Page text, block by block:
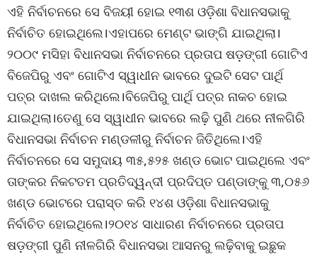
ଏହି ନିର୍ବାଚନରେ ସେ ବିଜୟୀ ହୋଇ ୧୩ଶ ଓଡ଼ିଶା ବିଧାନସଭାକୁ
ନିର୍ବାଚିତ ହୋଇଥିଲେ।ଏହାପରେ ମେଣ୍ଟ ଭାଙ୍ଗି ଯାଇଥିଲା।
୨୦୦୯ ମସିହା ବିଧାନସଭା ନିର୍ବାଚନରେ ପ୍ରତାପ ଷଡ଼ଙ୍ଗୀ ଗୋଟିଏ
ବିଜେପିରୁ ଏବଂ ଗୋଟିଏ ସ୍ୱାଧୀନ ଭାବରେ ଦୁଇଟି ସେଟ ପାର୍ଥି
ପତ୍ର ଦାଖଲ କରିଥିଲେ।ବିଜେପିରୁ ପାର୍ଥି ପତ୍ର ନାକଚ ହୋଇ
ଯାଇଥିଲା।ତେଣୁ ସେ ସ୍ୱାଧୀନ ଭାବରେ ଲଢ଼ି ପୁଣି ଥରେ ନୀଳଗିରି
ବିଧାନସଭା ନିର୍ବାଚନ ମଣ୍ଡଳୀରୁ ନିର୍ବାଚନ ଜିତିଥିଲେ।ଏହି
ନିର୍ବାଚନରେ ସେ ସମୁଦାୟ ୩୫,୫୨୫ ଖଣ୍ଡ ଭୋଟ ପାଇଥିଲେ ଏବଂ
ତାଙ୍କର ନିକଟତମ ପ୍ରତିଦ୍ୱନ୍ଦୀ ପ୍ରଦିପ୍ତ ପଣ୍ଡାଙ୍କୁ ୩,୦୫୬
ଖଣ୍ଡ ଭୋଟରେ ପରାସ୍ତ କରି ୧୪ଶ ଓଡ଼ିଶା ବିଧାନସଭାକୁ
ନିର୍ବାଚିତ ହୋଇଥିଲେ।୨୦୧୪ ସାଧାରଣ ନିର୍ବାଚନରେ ପ୍ରତାପ
ଷଡ଼ଙ୍ଗୀ ପୁଣି ନୀଳଗିରି ବିଧାନସଭା ଆସନରୁ ଲଢ଼ିବାକୁ ଇଛୁକ